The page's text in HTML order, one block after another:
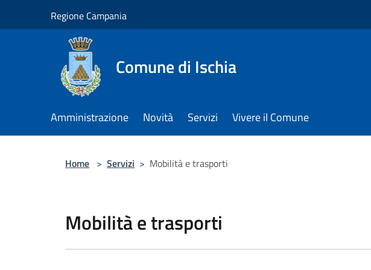
Regione Campania
Comune di Ischia
Amministrazione Novità Servizi Vivere il Comune
Home > Servizi > Mobilità e trasporti
Mobilità e trasporti